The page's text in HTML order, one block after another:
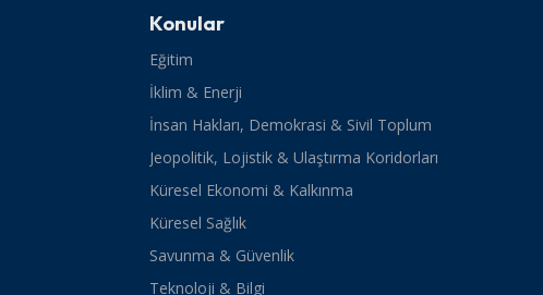
Konular
Eğitim
İklim & Enerji
İnsan Hakları, Demokrasi & Sivil Toplum
Jeopolitik, Lojistik & Ulaştırma Koridorları
Küresel Ekonomi & Kalkınma
Küresel Sağlık
Savunma & Güvenlik
Teknoloji & Bilgi